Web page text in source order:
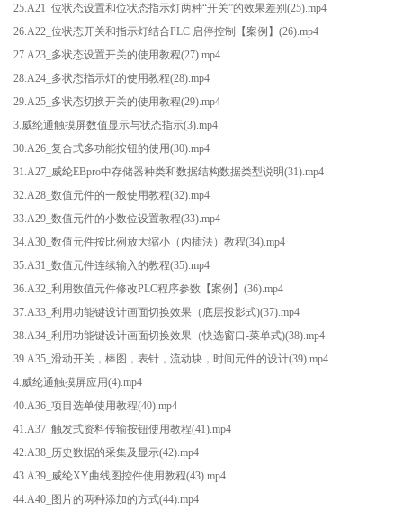
25.A21_位状态设置和位状态指示灯两种“开关”的效果差别(25).mp4
26.A22_位状态开关和指示灯结合PLC 启停控制【案例】(26).mp4
27.A23_多状态设置开关的使用教程(27).mp4
28.A24_多状态指示灯的使用教程(28).mp4
29.A25_多状态切换开关的使用教程(29).mp4
3.威纶通触摸屏数值显示与状态指示(3).mp4
30.A26_复合式多功能按钮的使用(30).mp4
31.A27_威纶EBpro中存储器种类和数据结构数据类型说明(31).mp4
32.A28_数值元件的一般使用教程(32).mp4
33.A29_数值元件的小数位设置教程(33).mp4
34.A30_数值元件按比例放大缩小（内插法）教程(34).mp4
35.A31_数值元件连续输入的教程(35).mp4
36.A32_利用数值元件修改PLC程序参数【案例】(36).mp4
37.A33_利用功能键设计画面切换效果（底层投影式)(37).mp4
38.A34_利用功能键设计画面切换效果（快选窗口-菜单式)(38).mp4
39.A35_滑动开关，棒图，表针，流动块，时间元件的设计(39).mp4
4.威纶通触摸屏应用(4).mp4
40.A36_项目选单使用教程(40).mp4
41.A37_触发式资料传输按钮使用教程(41).mp4
42.A38_历史数据的采集及显示(42).mp4
43.A39_威纶XY曲线图控件使用教程(43).mp4
44.A40_图片的两种添加的方式(44).mp4